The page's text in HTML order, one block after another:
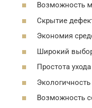
Возможность
Скрытие
Экономия
Широкий
Простота ухода
Возможность